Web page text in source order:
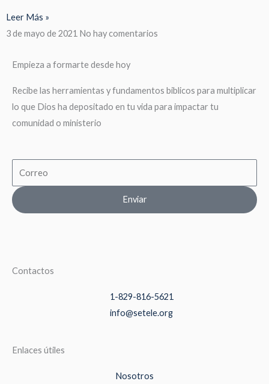
Leer Más »
3 de mayo de 2021 No hay comentarios
Empieza a formarte desde hoy
Recibe las herramientas y fundamentos biblicos para multiplicar
lo que Dios ha depositado en tu vida para impactar tu
comunidad o ministerio
Enviar
Contactos
1-829-816-5621
info@setele.org
Enlaces útiles
Nosotros